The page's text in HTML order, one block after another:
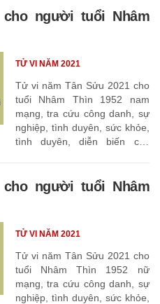
người tuổi Nhâm
Tử vi năm Tân Sửu 2021 cho
tuổi Nhâm Thìn 1952 nam
mạng, tra cứu công danh, sự
nghiệp, tình duyên, sức khỏe,
tình duyên, diễn biến các
TỬ VI NĂM 2021
người tuổi Nhâm
Tử vi năm Tân Sửu 2021 cho
tuổi Nhâm Thìn 1952 nữ
mạng, tra cứu công danh, sự
nghiệp, tình duyên, sức khỏe,
TỬ VI NĂM 2021